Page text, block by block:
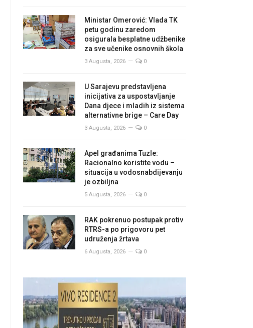
Ministar Omerović: Vlada TK
petu godinu zaredom
osigurala besplatne udžbenike
za sve učenike osnovnih škola
3 Augusta, 2026 0
U Sarajevu predstavljena
inicijativa za uspostavljanje
Dana djece i mladih iz sistema
alternativne brige – Care Day
3 Augusta, 2026 0
Apel građanima Tuzle:
Racionalno koristite vodu –
situacija u vodosnabdijevanju
je ozbiljna
5 Augusta, 2026 0
RAK pokrenuo postupak protiv
RTRS-a po prigovoru pet
udruženja žrtava
6 Augusta, 2026 0